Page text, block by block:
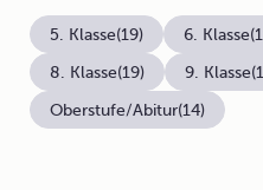
5. Klasse(19) 6. Klasse
8. Klasse(19) 9. Klasse
Oberstufe/Abitur(14)